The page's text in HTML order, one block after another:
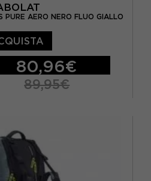
AERO NERO FLUO GIALLO
80,96€
89,95€